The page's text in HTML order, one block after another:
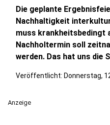
Die geplante
Nachhaltigkeit
muss krankheitsbedingt
Nachholtermin soll
werden. Das hat uns die
Veröffentlicht: Donnerstag,
Anzeige